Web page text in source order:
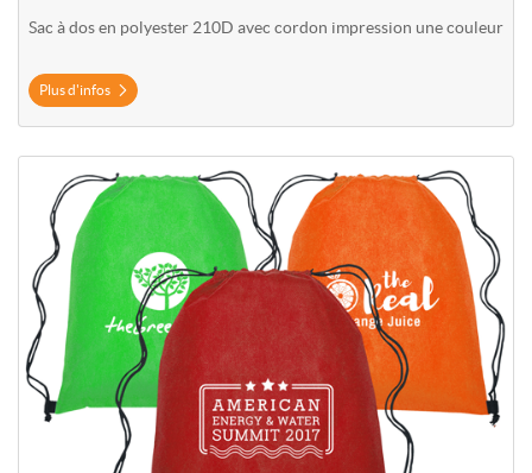
Sac à dos en polyester 210D avec cordon impression une couleur
Plus d'infos
Plus d'infos Sac à dos en polypropylène